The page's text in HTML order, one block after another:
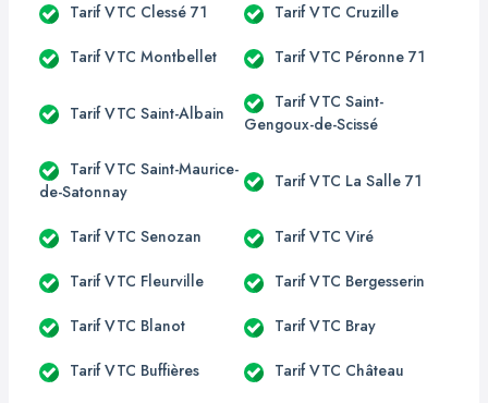
Tarif VTC Clessé 71 Tarif VTC Cruzille
Tarif VTC Montbellet Tarif VTC Péronne 71
Tarif VTC Saint-Albain
Tarif VTC Saint-
Gengoux-de-Scissé
Tarif VTC Saint-Maurice-
de-Satonnay
Tarif VTC La Salle 71
Tarif VTC Senozan Tarif VTC Viré
Tarif VTC Fleurville Tarif VTC Bergesserin
Tarif VTC Blanot Tarif VTC Bray
Tarif VTC Buffières Tarif VTC Château